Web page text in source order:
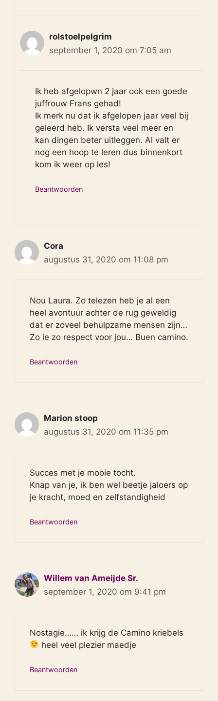
rolstoelpelgrim
september 1, 2020 om 7:05 am
Ik heb afgelopwn 2 jaar ook een goede
juffrouw Frans gehad!
Ik merk nu dat ik afgelopen jaar veel bij
geleerd heb. Ik versta veel meer en
kan dingen beter uitleggen. Al valt er
nog een hoop te leren dus binnenkort
kom ik weer op les!
Beantwoorden
Cora
augustus 31, 2020 om 11:08 pm
Nou Laura. Zo telezen heb je al een
heel avontuur achter de rug geweldig
dat er zoveel behulpzame mensen zijn…
Zo ie zo respect voor jou… Buen camino.
Beantwoorden
Marion stoop
augustus 31, 2020 om 11:35 pm
Succes met je mooie tocht.
Knap van je, ik ben wel beetje jaloers op
je kracht, moed en zelfstandigheid
Beantwoorden
Willem van Ameijde Sr.
september 1, 2020 om 9:41 pm
Nostagie…… ik krijg de Camino kriebels
heel veel plezier maedje
Beantwoorden